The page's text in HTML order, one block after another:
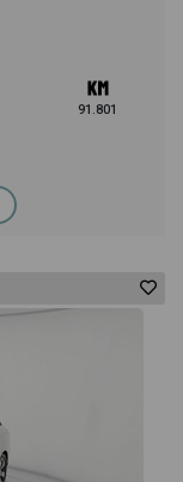
91.801